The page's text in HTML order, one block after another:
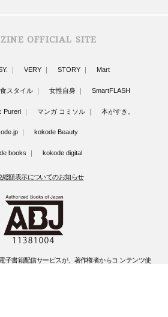
OFFICIAL SITE
VERY STORY Mart
スタイル 女性自身 SmartFLASH
Pureri マンガ コミソル 本がすき。
kokode Beauty
books kokode digital
総額表示についてのお知らせ
子書籍配信サービスが、著作権者からコ ンテンツ使